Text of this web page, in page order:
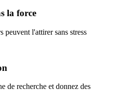
la force
peuvent l'attirer sans stress
de recherche et donnez des